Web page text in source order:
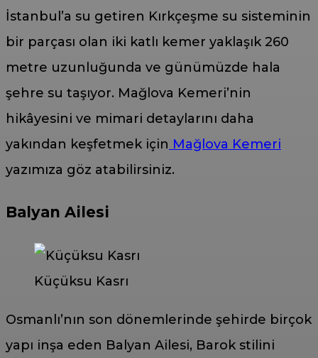
İstanbul’a su getiren Kırkçeşme su sisteminin
bir parçası olan iki katlı kemer yaklaşık 260
metre uzunluğunda ve günümüzde hala
şehre su taşıyor. Mağlova Kemeri’nin
hikâyesini ve mimari detaylarını daha
yakından keşfetmek için Mağlova Kemeri
yazımıza göz atabilirsiniz.
Balyan Ailesi
Küçüksu Kasrı
Osmanlı’nın son dönemlerinde şehirde birçok
yapı inşa eden Balyan Ailesi, Barok stilini